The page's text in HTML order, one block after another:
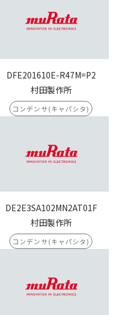
DFE201610E-R47M=P2
村田製作所
コンデンサ(キャパシタ)
DE2E3SA102MN2AT01F
村田製作所
コンデンサ(キャパシタ)